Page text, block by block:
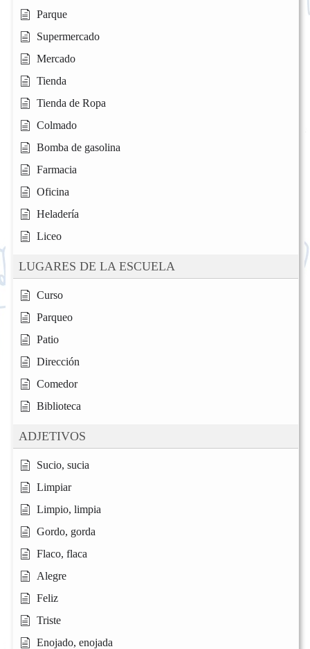
Parque
Supermercado
Mercado
Tienda
Tienda de Ropa
Colmado
Bomba de gasolina
Farmacia
Oficina
Heladería
Liceo
LUGARES DE LA ESCUELA
Curso
Parqueo
Patio
Dirección
Comedor
Biblioteca
ADJETIVOS
Sucio, sucia
Limpiar
Limpio, limpia
Gordo, gorda
Flaco, flaca
Alegre
Feliz
Triste
Enojado, enojada